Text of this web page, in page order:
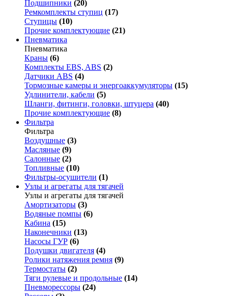
Подшипники (20)
Ремкомплекты ступиц (17)
Ступицы (10)
Прочие комплектующие (21)
Пневматика
Пневматика
Краны (6)
Комплекты EBS, ABS (2)
Датчики ABS (4)
Тормозные камеры и энергоаккумуляторы (15)
Удлинители, кабели (5)
Шланги, фитинги, головки, штуцера (40)
Прочие комплектующие (8)
Фильтра
Фильтра
Воздушные (3)
Масляные (9)
Салонные (2)
Топливные (10)
Фильтры-осушители (1)
Узлы и агрегаты для тягачей
Узлы и агрегаты для тягачей
Амортизаторы (3)
Водяные помпы (6)
Кабина (15)
Наконечники (13)
Насосы ГУР (6)
Подушки двигателя (4)
Ролики натяжения ремня (9)
Термостаты (2)
Тяги рулевые и продольные (14)
Пневморессоры (24)